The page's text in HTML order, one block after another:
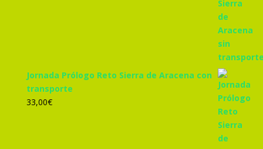
Jornada Prólogo Reto Sierra de Aracena con
transporte
33,00€